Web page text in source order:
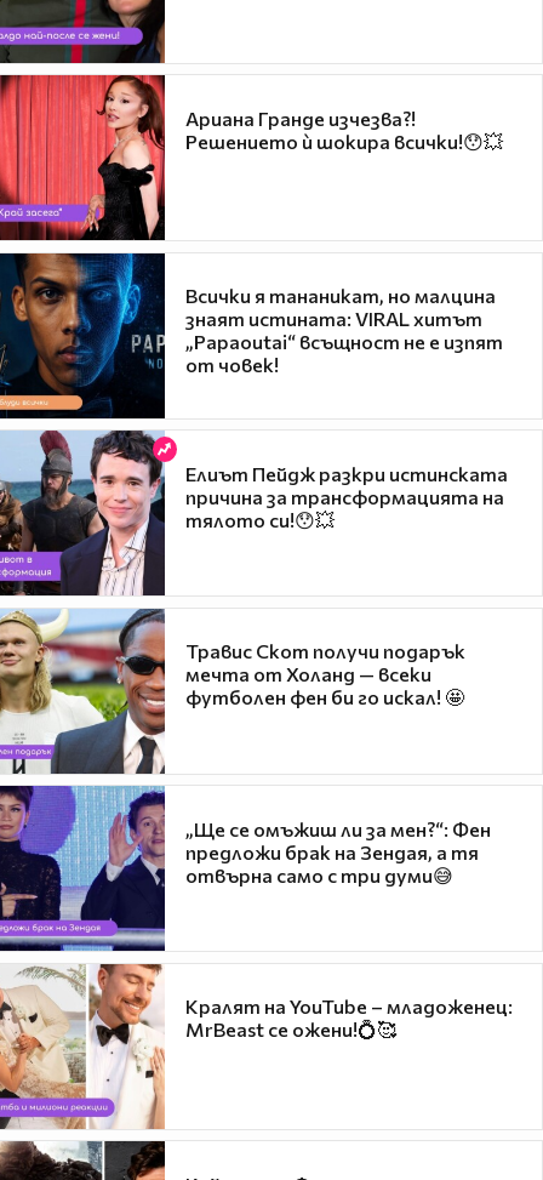
Ариана Гранде изчезва?!
Решението ѝ шокира всички!😯💥
Всички я тананикат, но малцина
знаят истината: VIRAL хитът
„Papaoutai“ всъщност не е изпят
от човек!
Елиът Пейдж разкри истинската
причина за трансформацията на
тялото си!😯💥
Травис Скот получи подарък
мечта от Холанд — всеки
футболен фен би го искал! 🤩
„Ще се омъжиш ли за мен?“: Фен
предложи брак на Зендая, а тя
отвърна само с три думи😅
Кралят на YouTube – младоженец:
MrBeast се ожени!💍🥰